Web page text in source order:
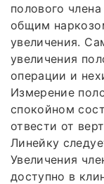
полового
общим
увеличения.
увеличения
операции и
Измерение
спокойном
отвести от
Линейку
Увеличения
доступно в